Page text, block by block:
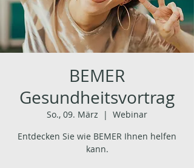
BEMER
Gesundheitsvortrag
So., 09. März
  |
Webinar
Entdecken Sie wie BEMER Ihnen helfen
kann.